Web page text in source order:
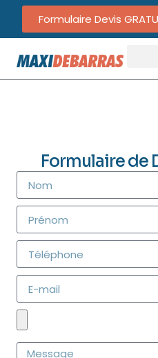
Formulaire Devis
Formulaire de